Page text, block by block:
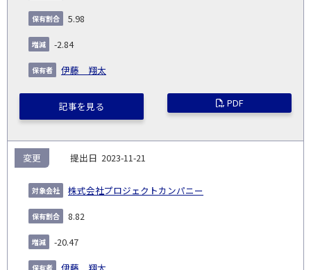
5.98
-2.84
伊藤 翔太
記事を見る PDF
2023-11-21
株式会社プロジェクトカンパニー
変更
8.82
-20.47